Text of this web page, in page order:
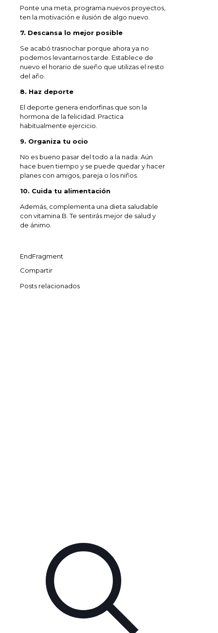
Ponte una meta, programa nuevos proyectos,
ten la motivación e ilusión de algo nuevo.
7. Descansa lo mejor posible
Se acabó trasnochar porque ahora ya no
podemos levantarnos tarde. Establece de
nuevo el horario de sueño que utilizas el resto
del año.
8. Haz deporte
El deporte genera endorfinas que son la
hormona de la felicidad. Practica
habitualmente ejercicio.
9. Organiza tu ocio
No es bueno pasar del todo a la nada. Aún
hace buen tiempo y se puede quedar y hacer
planes con amigos, pareja o los niños.
10. Cuida tu alimentación
Además, complementa una dieta saludable
con vitamina B. Te sentirás mejor de salud y
de ánimo.
EndFragment
Compartir
Posts relacionados